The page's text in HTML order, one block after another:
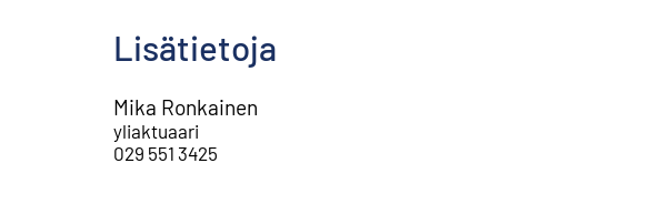
Lisätietoja
Mika Ronkainen
yliaktuaari
029 551 3425